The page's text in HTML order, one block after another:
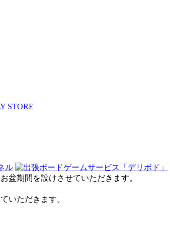
STORE
盆期間を設けさせていただきます。
いただきます。